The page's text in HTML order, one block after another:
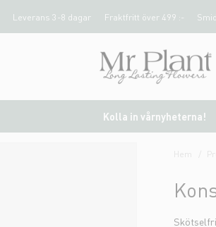
Leverans 3-8 dagar Fraktfritt över 499 :-
Kolla in vårnyheterna!
Hem
Skötselfri